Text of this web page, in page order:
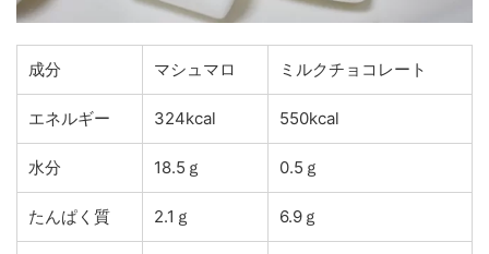
成分 マシュマロ ミルクチョコレート
エネルギー 324kcal 550kcal
水分 18.5ｇ 0.5ｇ
たんぱく質 2.1ｇ 6.9ｇ